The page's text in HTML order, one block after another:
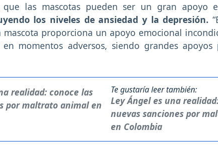
que las mascotas pueden ser un gran apoyo
los niveles de ansiedad y la depresión.
mascota proporciona un apoyo emocional
momentos adversos, siendo grandes apoyos
Te gustaría leer también:
Ley Ángel es una
nuevas sanciones por
en Colombia